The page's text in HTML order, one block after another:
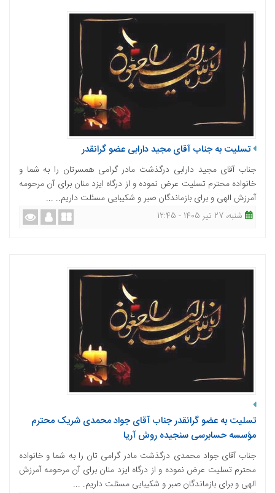
تسلیت به جناب آقای مجید دارابی عضو گرانقدر
جناب آقای مجید دارابی درگذشت مادر گرامی همسرتان را به شما و
خانواده محترم تسلیت عرض نموده و از درگاه ایزد منان برای آن مرحومه
آمرزش الهی و برای بازماندگان صبر و شکیبایی مسئلت داریم.. ...
شنبه، 27 تیر 1405 - 12:45
تسلیت به عضو گرانقدر جناب آقای جواد محمدی شریک محترم
مؤسسه حسابرسی سنجیده روش آریا
جناب آقای جواد محمدی درگذشت مادر گرامی تان را به شما و خانواده
محترم تسلیت عرض نموده و از درگاه ایزد منان برای آن مرحومه آمرزش
الهی و برای بازماندگان صبر و شکیبایی مسئلت داریم. ...